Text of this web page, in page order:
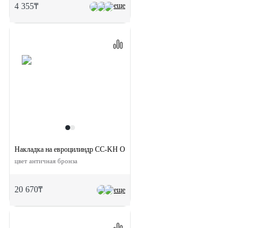
еще
4 355₸
еще
Накладка на евроцилиндр CC-KH OBA круглая
цвет античная бронза
20 670₸